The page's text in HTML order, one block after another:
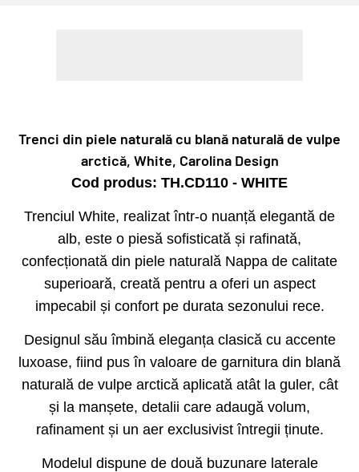
Trenci din piele naturală cu blană naturală de vulpe
arctică, White, Carolina Design
Cod produs: TH.CD110 - WHITE
Trenciul White, realizat într-o nuanță elegantă de
alb, este o piesă sofisticată și rafinată,
confecționată din piele naturală Nappa de calitate
superioară, creată pentru a oferi un aspect
impecabil și confort pe durata sezonului rece.
Designul său îmbină eleganța clasică cu accente
luxoase, fiind pus în valoare de garnitura din blană
naturală de vulpe arctică aplicată atât la guler, cât
și la manșete, detalii care adaugă volum,
rafinament și un aer exclusivist întregii ținute.
Modelul dispune de două buzunare laterale